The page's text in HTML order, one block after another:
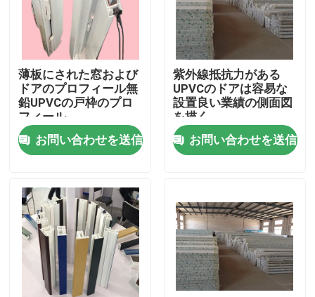
私達について
工場旅行
品質管理
私達に連絡しなさい
引用を要求しなさい
UPVCのドアのプロフィール
UPVCの窓のプロフィール
薄板にされた窓および
ドアのプロフィール無
鉛UPVCの戸枠のプロ
フィール
お問い合わせを送信
紫外線抵抗力がある
UPVCのドアは容易な
設置良い業績の側面図
を描く
お問い合わせを送信